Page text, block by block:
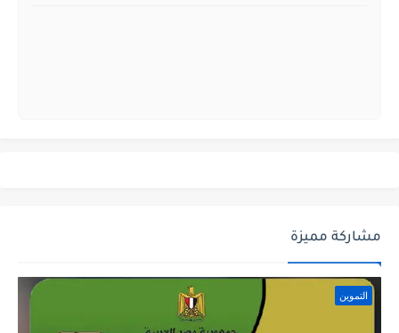
مشاركة مميزة
التموين